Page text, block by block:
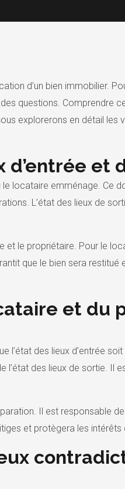
d’un bien immobilier.
questions. Comprendre
explorerons en détail
d’entrée et
locataire emménage. Ce
L’état des lieux de
le propriétaire. Pour le
que le bien sera
et du
des lieux d’entrée
des lieux de sortie. Il
Il est responsable
et protègera les intérêts